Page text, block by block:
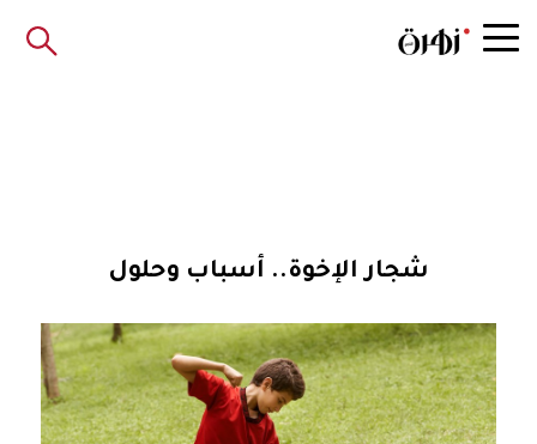
شجار الإخوة.. أسباب وحلول